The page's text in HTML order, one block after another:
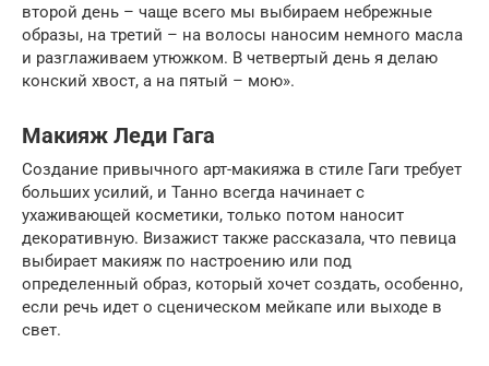
второй день – чаще всего мы выбираем небрежные
образы, на третий – на волосы наносим немного масла
и разглаживаем утюжком. В четвертый день я делаю
конский хвост, а на пятый – мою».
Макияж Леди Гага
Создание привычного арт-макияжа в стиле Гаги требует
больших усилий, и Танно всегда начинает с
ухаживающей косметики, только потом наносит
декоративную. Визажист также рассказала, что певица
выбирает макияж по настроению или под
определенный образ, который хочет создать, особенно,
если речь идет о сценическом мейкапе или выходе в
свет.